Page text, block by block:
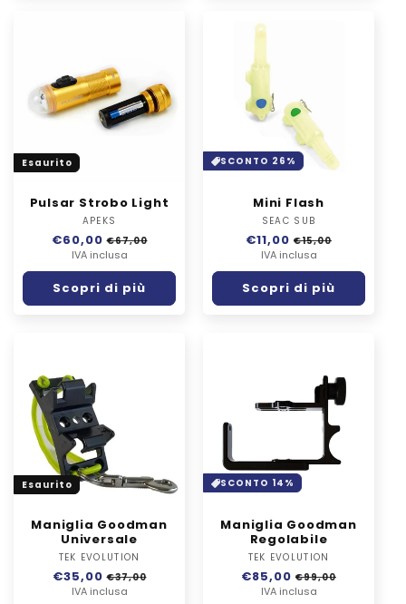
Esaurito
Pulsar Strobo Light
Fornitore:
APEKS
Prezzo
listino
€60,00 Prezzo
scontato
€67,00
IVA inclusa
Scopri di più
SCONTO 26%
Mini Flash
Fornitore:
SEAC SUB
Prezzo
listino
€11,00 Prezzo
scontato
€15,00
IVA inclusa
Scopri di più
Esaurito
Maniglia Goodman
Universale
Fornitore:
TEK EVOLUTION
Prezzo
€35,00 Prezzo
scontato
€37,00
IVA inclusa
SCONTO 14%
Maniglia Goodman
Regolabile
Fornitore:
TEK EVOLUTION
Prezzo
€85,00 Prezzo
scontato
€99,00
IVA inclusa